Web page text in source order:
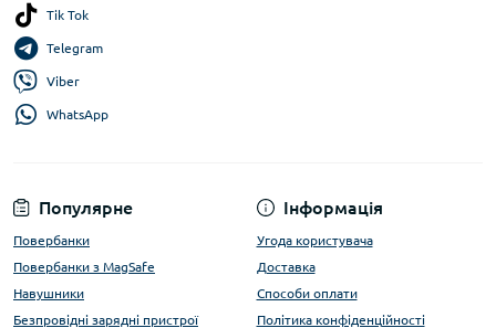
Популярне
Повербанки
Повербанки з MagSafe
Навушники
Безпровідні зарядні пристрої
Інформація
Угода користувача
Доставка
Способи оплати
Політика конфіденційності
Tik Tok
Telegram
Viber
WhatsApp